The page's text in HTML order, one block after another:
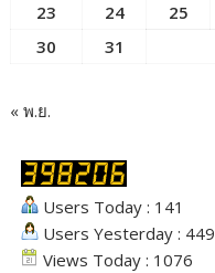
23
24 25
30
31
« พ.ย.
Users Today : 141
Users Yesterday : 449
Views Today : 1076